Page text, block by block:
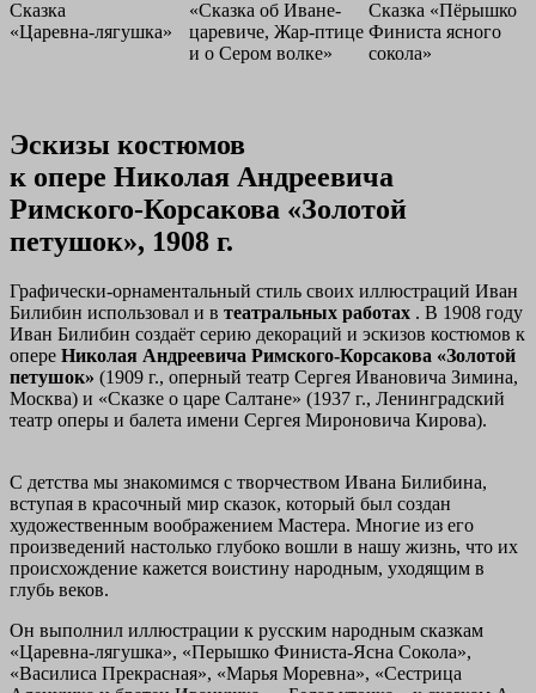
Сказка
«Царевна-лягушка»
«Сказка об Иване-
царевиче, Жар-птице
и о Сером волке»
Сказка «Пёрышко
Финиста ясного
сокола»
Эскизы костюмов
к опере Николая Андреевича
Римского-Корсакова «Золотой
петушок», 1908 г.
Графически-орнаментальный стиль своих иллюстраций Иван
Билибин использовал и в театральных работах . В 1908 году
Иван Билибин создаёт серию декораций и эскизов костюмов к
опере Николая Андреевича Римского-Корсакова «Золотой
петушок» (1909 г., оперный театр Сергея Ивановича Зимина,
Москва) и «Сказке о царе Салтане» (1937 г., Ленинградский
театр оперы и балета имени Сергея Мироновича Кирова).
С детства мы знакомимся с творчеством Ивана Билибина,
вступая в красочный мир сказок, который был создан
художественным воображением Мастера. Многие из его
произведений настолько глубоко вошли в нашу жизнь, что их
происхождение кажется воистину народным, уходящим в
глубь веков.
Он выполнил иллюстрации к русским народным сказкам
«Царевна-лягушка», «Перышко Финиста-Ясна Сокола»,
«Василиса Прекрасная», «Марья Моревна», «Сестрица